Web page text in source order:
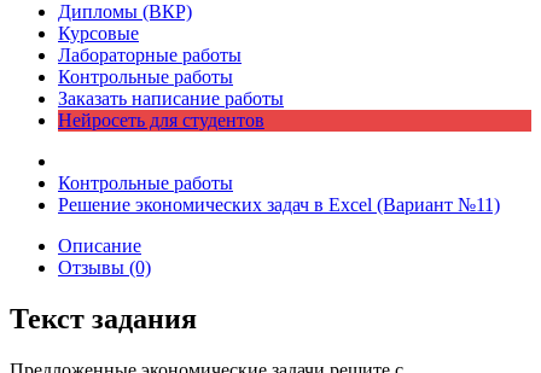
Дипломы (ВКР)
Курсовые
Лабораторные работы
Контрольные работы
Заказать написание работы
Нейросеть для студентов
Контрольные работы
Решение экономических задач в Excel (Вариант №11)
Описание
Отзывы (0)
Текст задания